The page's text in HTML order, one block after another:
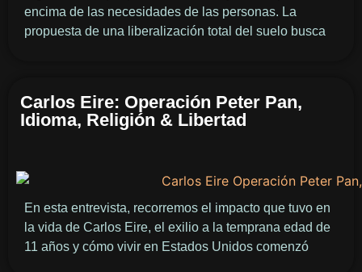
encima de las necesidades de las personas. La
propuesta de una liberalización total del suelo busca
Carlos Eire: Operación Peter Pan,
Idioma, Religión & Libertad
En esta entrevista, recorremos el impacto que tuvo en
la vida de Carlos Eire, el exilio a la temprana edad de
11 años y cómo vivir en Estados Unidos comenzó